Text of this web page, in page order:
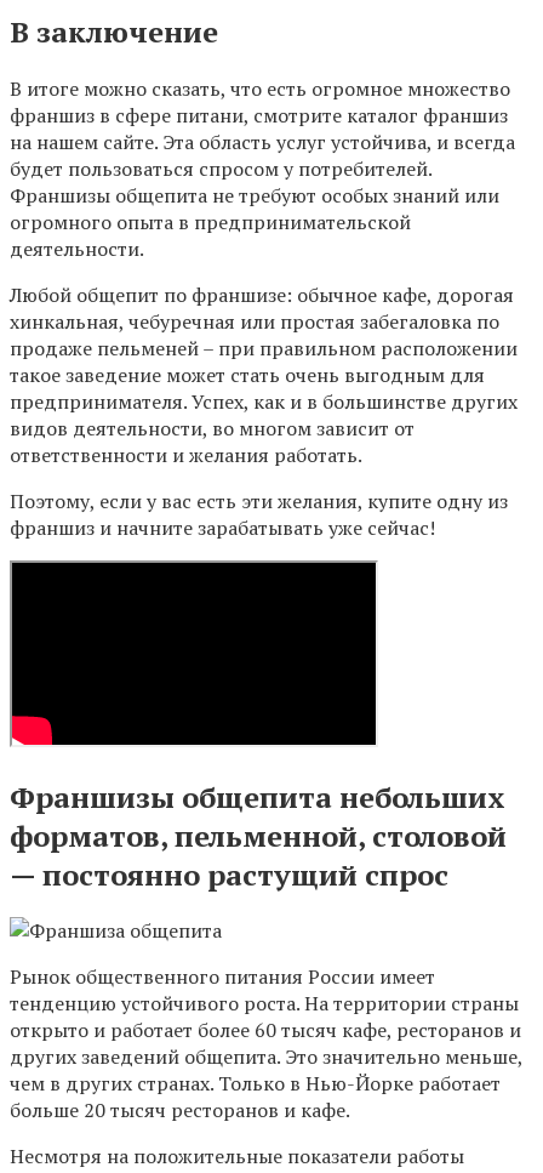
В заключение
В итоге можно сказать, что есть огромное множество
франшиз в сфере питани, смотрите каталог франшиз
на нашем сайте. Эта область услуг устойчива, и всегда
будет пользоваться спросом у потребителей.
Франшизы общепита не требуют особых знаний или
огромного опыта в предпринимательской
деятельности.
Любой общепит по франшизе: обычное кафе, дорогая
хинкальная, чебуречная или простая забегаловка по
продаже пельменей – при правильном расположении
такое заведение может стать очень выгодным для
предпринимателя. Успех, как и в большинстве других
видов деятельности, во многом зависит от
ответственности и желания работать.
Поэтому, если у вас есть эти желания, купите одну из
франшиз и начните зарабатывать уже сейчас!
Франшизы общепита небольших
форматов, пельменной, столовой
— постоянно растущий спрос
Рынок общественного питания России имеет
тенденцию устойчивого роста. На территории страны
открыто и работает более 60 тысяч кафе, ресторанов и
других заведений общепита. Это значительно меньше,
чем в других странах. Только в Нью-Йорке работает
больше 20 тысяч ресторанов и кафе.
Несмотря на положительные показатели работы